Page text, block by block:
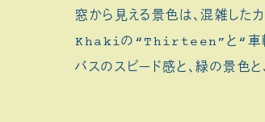
窓から見える景色は、混雑した
Khakiの“Thirteen”と“車輪”
バスのスピード感と、緑の景色